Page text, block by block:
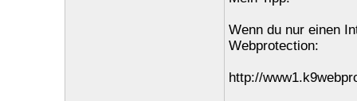
Wenn du nur einen
Webprotection:
http://